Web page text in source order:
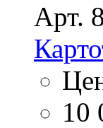
Арт.
10